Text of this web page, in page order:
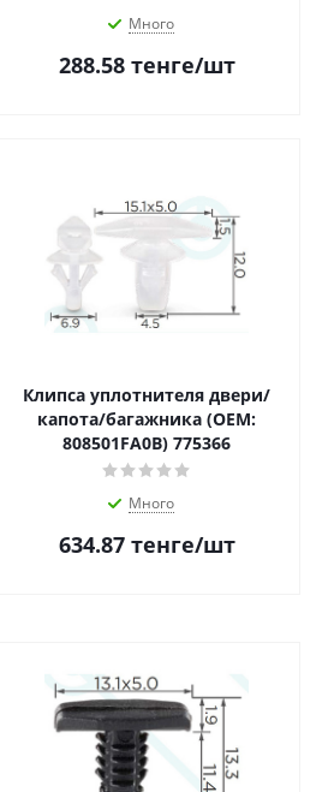
Много
288.58тенге/шт
Клипса уплотнителя двери/
капота/багажника (OEM:
808501FA0B) 775366
Много
634.87тенге/шт